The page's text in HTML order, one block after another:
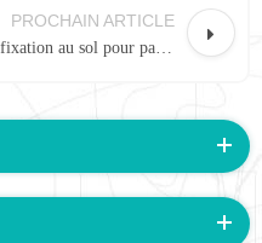
PROCHAIN ARTICLE
Support de montage photovoltaïque, fixation au sol pour panneau solaire, pince centrale